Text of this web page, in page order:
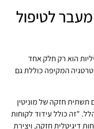
מעבר לטיפול
הוא רק חלק אחד
המקיפה כוללת גם
תשתית חזקה של מוניטין
"זה כולל עידוד לקוחות
דיגיטלית חזקה, ויצירת